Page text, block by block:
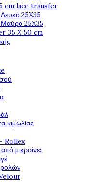
cm lace transfer
25X35
25X35
35 Χ 50 cm
κιμωλίας
Rollex
μικροίνες
ρολών